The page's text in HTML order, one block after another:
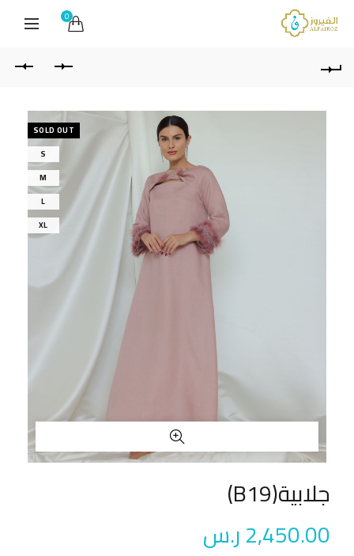
0
SOLD OUT
S
M
L
XL
جلابية(B19)
2,450.00ر.س